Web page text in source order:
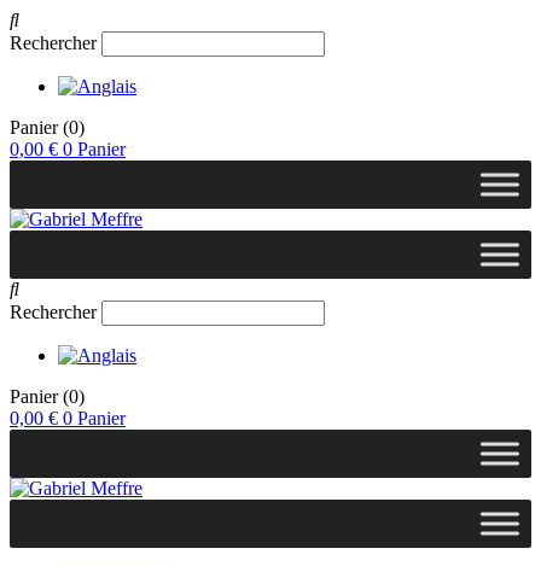
Rechercher
Panier (0)
0,00 € 0 Panier
Rechercher
Panier (0)
0,00 € 0 Panier